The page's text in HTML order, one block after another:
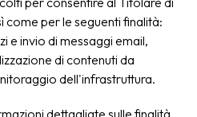
per le seguenti finalità:
e invio di messaggi email,
di contenuti da
dell'infrastruttura.
dettagliate sulle finalità